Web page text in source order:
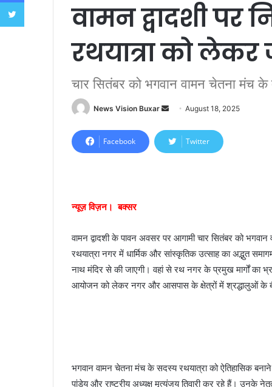
वामन द्वादशी
रथयात्रा को
चार सितंबर को भगवान वामन चेतना मंच के
News Vision Buxar
n
d
i
l
August 18, 2025
Facebook Twitter
न्यूज़ विज़न। बक्सर
वामन द्वादशी के पावन अवसर पर आगामी चार सितंबर को
रथयात्रा नगर में धार्मिक और सांस्कृतिक उत्साह का अद्भुत
नाथ मंदिर से की जाएगी। वहां से रथ नगर के प्रमुख मार्गों का
आयोजन को लेकर नगर और आसपास के क्षेत्रों में श्रद्धालुओं के
भगवान वामन चेतना मंच के सदस्य रथयात्रा को ऐतिहासिक
पांडेय और राष्ट्रीय अध्यक्ष मृत्युंजय तिवारी कर रहे हैं। उनके